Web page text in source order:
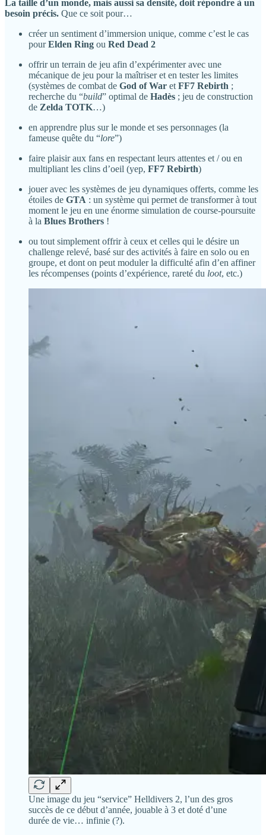
La taille d’un monde, mais aussi sa densité, doit répondre à un
besoin précis. Que ce soit pour…
créer un sentiment d’immersion unique, comme c’est le cas
pourElden Ring ou Red Dead 2
offrir un terrain de jeu afin d’expérimenter avec une
mécanique de jeu pour la maîtriser et en tester les limites
(systèmes de combat de God of War et FF7 Rebirth ;
recherche du “build” optimal de Hadès ; jeu de construction
de Zelda TOTK…)
en apprendre plus sur le monde et ses personnages (la
fameuse quête du “lore”)
faire plaisir aux fans en respectant leurs attentes et / ou en
multipliant les clins d’oeil (yep, FF7 Rebirth)
jouer avec les systèmes de jeu dynamiques offerts, comme les
étoiles de GTA : un système qui permet de transformer à tout
moment le jeu en une énorme simulation de course-poursuite
à la Blues Brothers !
ou tout simplement offrir à ceux et celles qui le désire un
challenge relevé, basé sur des activités à faire en solo ou en
groupe, et dont on peut moduler la difficulté afin d’en affiner
les récompenses (points d’expérience, rareté du loot, etc.)
Une image du jeu “service” Helldivers 2, l’un des gros
succès de ce début d’année, jouable à 3 et doté d’une
durée de vie… infinie (?).